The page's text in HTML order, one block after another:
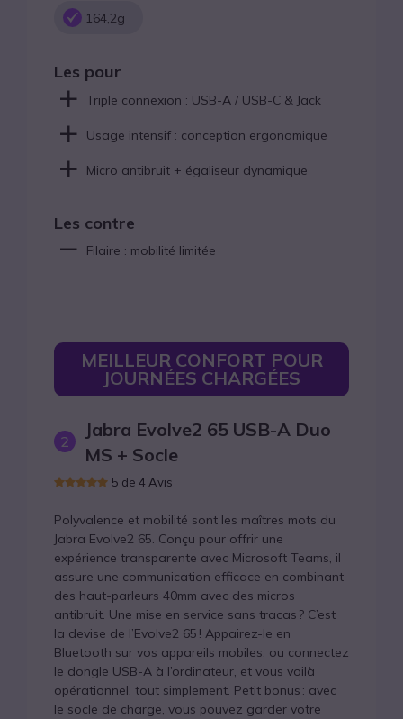
164,2g
Les pour
Triple connexion : USB-A / USB-C & Jack
Usage intensif : conception ergonomique
Micro antibruit + égaliseur dynamique
Les contre
Filaire : mobilité limitée
MEILLEUR CONFORT POUR
JOURNÉES CHARGÉES
2
Jabra Evolve2 65 USB-A Duo
MS + Socle
5 de 4 Avis
Polyvalence et mobilité sont les maîtres mots du
Jabra Evolve2 65. Conçu pour offrir une
expérience transparente avec Microsoft Teams, il
assure une communication efficace en combinant
des haut-parleurs 40mm avec des micros
antibruit. Une mise en service sans tracas ? C’est
la devise de l’Evolve2 65 ! Appairez-le en
Bluetooth sur vos appareils mobiles, ou connectez
le dongle USB-A à l’ordinateur, et vous voilà
opérationnel, tout simplement. Petit bonus : avec
le socle de charge, vous pouvez garder votre